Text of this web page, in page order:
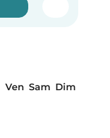
Ven Sam Dim